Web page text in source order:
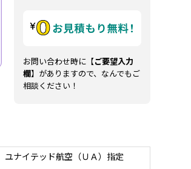
お問い合わせ時に【ご要望入力
欄】がありますので、なんでもご
相談ください！
ユナイテッド航空（ＵＡ）指定